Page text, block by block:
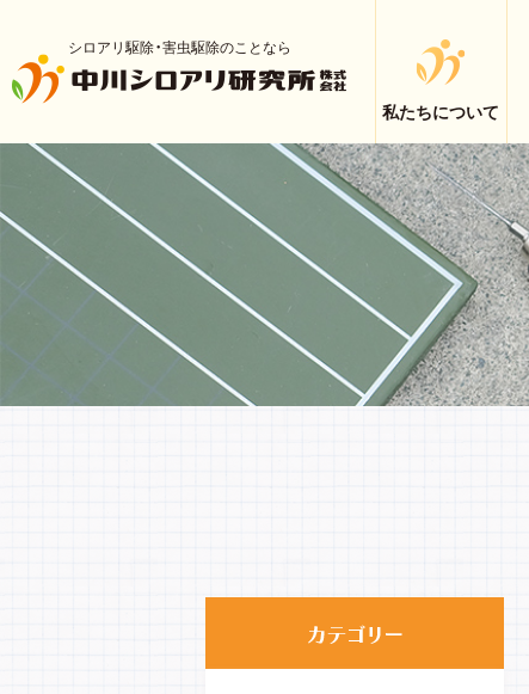
シロアリ駆除・害虫駆除のことなら
私たちについて